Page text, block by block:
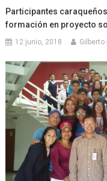
Participantes
formación en proyecto
12 junio, 2018 Gilberto